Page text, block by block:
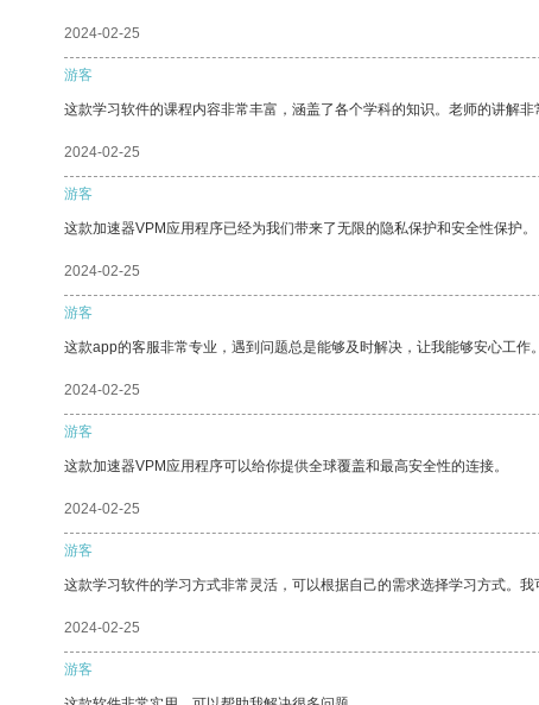
2024-02-25
游客
这款学习软件的课程内容非常丰富，涵盖了各个学科的知识。老师的讲解非
2024-02-25
游客
这款加速器VPM应用程序已经为我们带来了无限的隐私保护和安全性保护。
2024-02-25
游客
这款app的客服非常专业，遇到问题总是能够及时解决，让我能够安心工作。
2024-02-25
游客
这款加速器VPM应用程序可以给你提供全球覆盖和最高安全性的连接。
2024-02-25
游客
这款学习软件的学习方式非常灵活，可以根据自己的需求选择学习方式。我
2024-02-25
游客